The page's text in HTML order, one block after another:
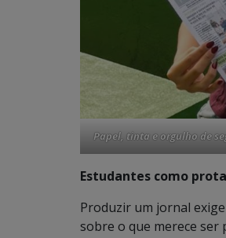
Papel, tinta e orgulho de
Estudantes como
Produzir um jornal
sobre o que merece ser